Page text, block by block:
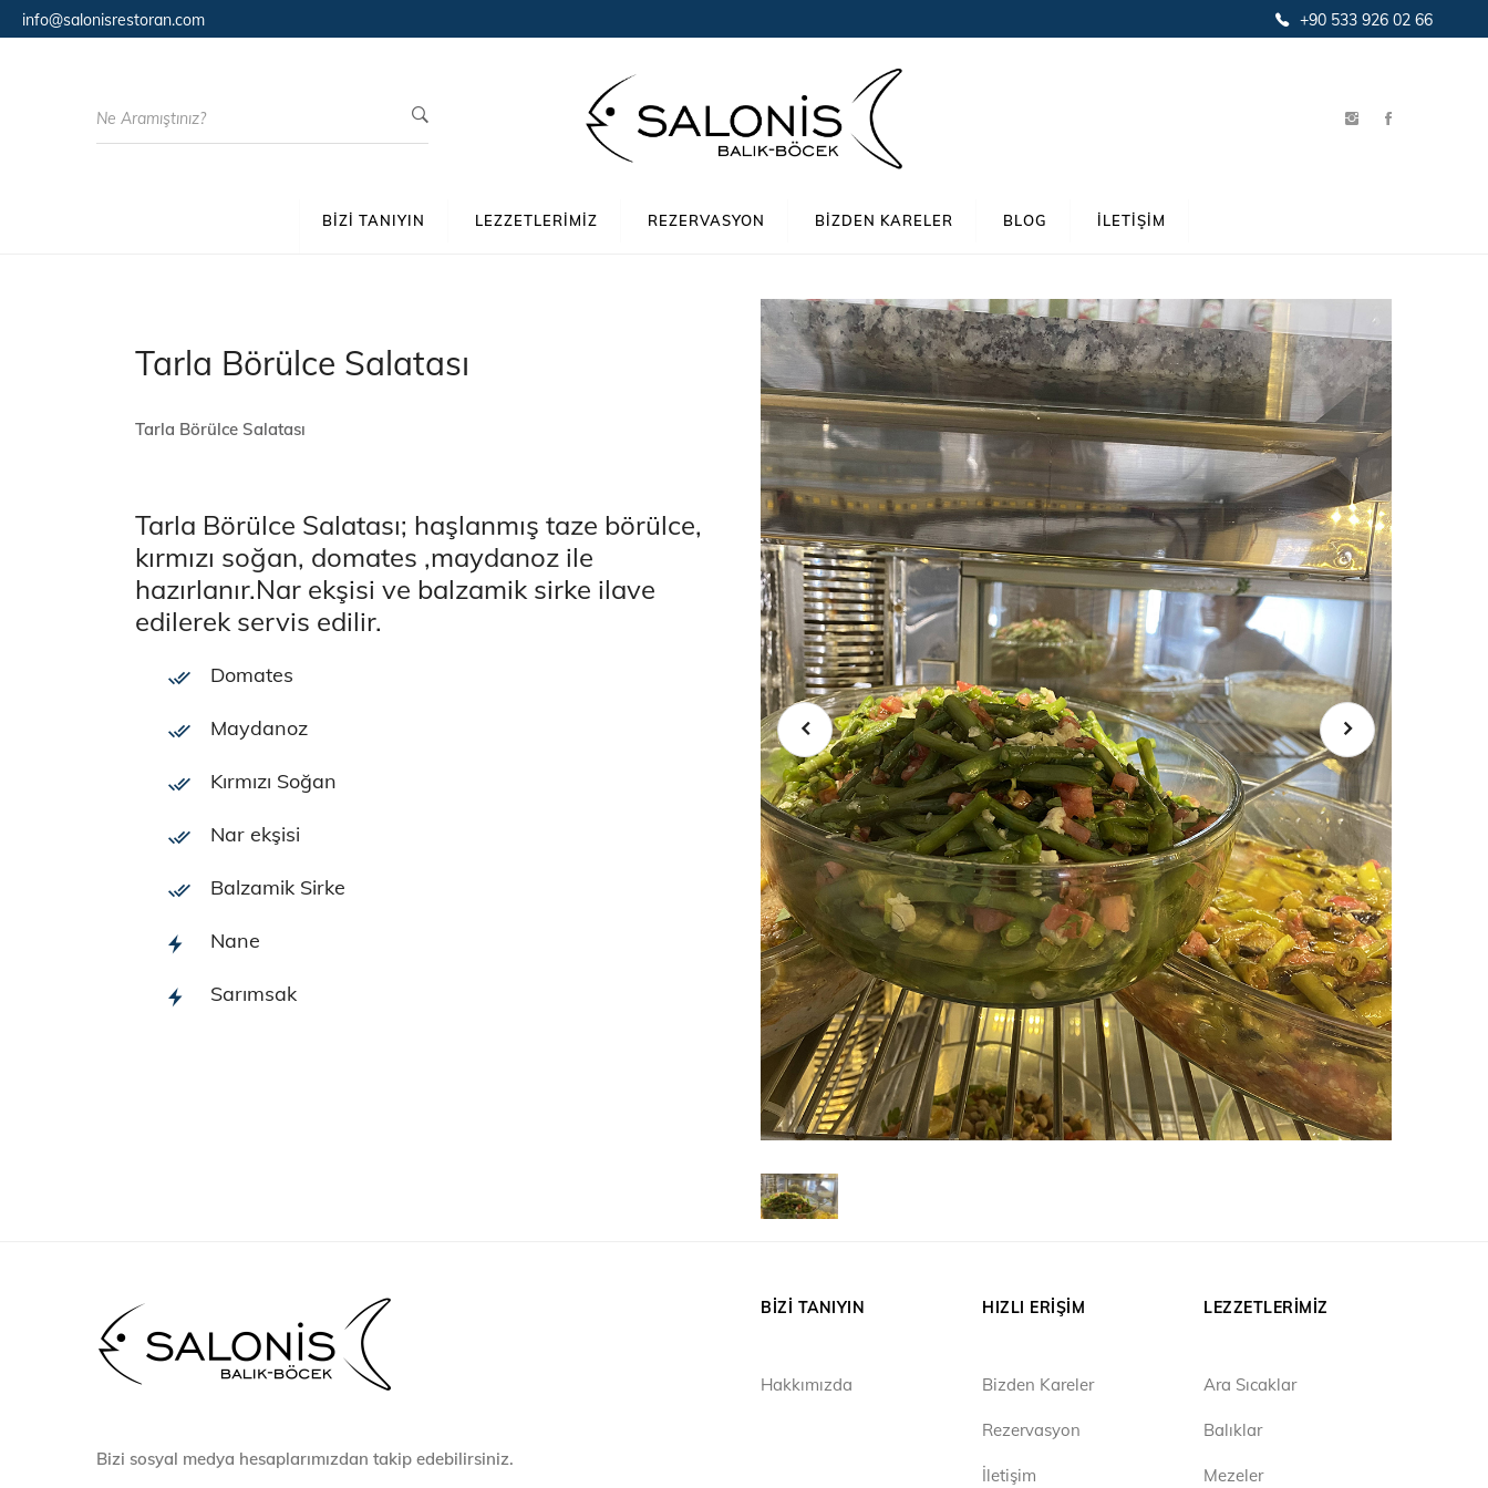
info@salonisrestoran.com +90 533 926 02 66
BIZI TANIYIN LEZZETLERIMIZ REZERVASYON BIZDEN KARELER BLOG İLETIŞIM
Tarla Börülce Salatası
Tarla Börülce Salatası
Tarla Börülce Salatası; haşlanmış taze börülce,
kırmızı soğan, domates ,maydanoz ile
hazırlanır.Nar ekşisi ve balzamik sirke ilave
edilerek servis edilir.
Domates
Maydanoz
Kırmızı Soğan
Nar ekşisi
Balzamik Sirke
Nane
Sarımsak
Bizi sosyal medya hesaplarımızdan takip edebilirsiniz.
BIZI TANIYIN
Hakkımızda
HIZLI ERIŞIM
Bizden Kareler
Rezervasyon
İletişim
LEZZETLERIMIZ
Ara Sıcaklar
Balıklar
Mezeler